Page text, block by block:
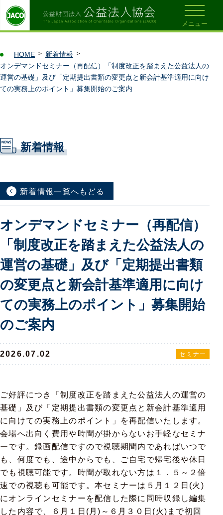
メニュー
HOME
新着情報
オンデマンドセミナー（再配信）「制度改正を踏まえた公益法人の
運営の基礎」及び「定期提出書類の変更点と新会計基準適用に向け
ての実務上のポイント」募集開始のご案内
新着情報
新着情報一覧へもどる
オンデマンドセミナー（再配信）
「制度改正を踏まえた公益法人の
運営の基礎」及び「定期提出書類
の変更点と新会計基準適用に向け
ての実務上のポイント」募集開始
のご案内
2026.07.02 セミナー
ご好評につき「制度改正を踏まえた公益法人の運営の
基礎」及び「定期提出書類の変更点と新会計基準適用
に向けての実務上のポイント」を再配信いたします。
会場へ出向く費用や時間が掛からないお手軽なセミナ
ーです。録画配信ですので視聴期間内であればいつで
も、何度でも、途中からでも、ご自宅で帰宅後や休日
でも視聴可能です。時間が取れない方は１．５～２倍
速での視聴も可能です。本セミナーは５月１２日(火)
にオンラインセミナーを配信した際に同時収録し編集
した内容で、６月１日(月)～６月３０日(火)まで初回